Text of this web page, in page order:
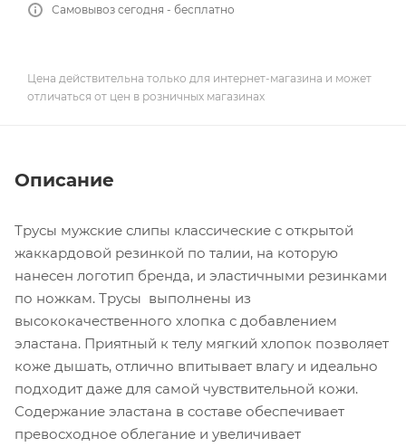
Самовывоз сегодня - бесплатно
Цена действительна только для интернет-магазина и может
отличаться от цен в розничных магазинах
Описание
Трусы мужские слипы классические с открытой
жаккардовой резинкой по талии, на которую
нанесен логотип бренда, и эластичными резинками
по ножкам. Трусы выполнены из
высококачественного хлопка с добавлением
эластана. Приятный к телу мягкий хлопок позволяет
коже дышать, отлично впитывает влагу и идеально
подходит даже для самой чувствительной кожи.
Содержание эластана в составе обеспечивает
превосходное облегание и увеличивает